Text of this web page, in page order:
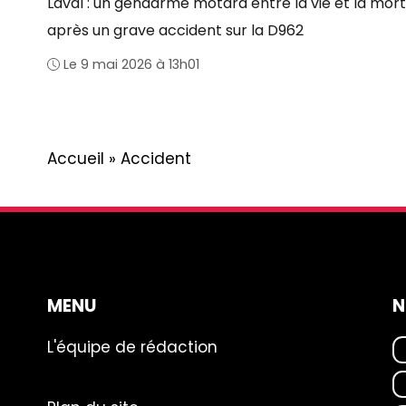
après un grave accident sur la D962
Le 9 mai 2026 à 13h01
Accueil » Accident
MENU
L'équipe de rédaction